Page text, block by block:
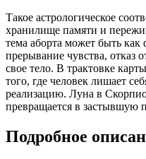
Такое астрологическое
хранилище памяти и
тема аборта может быть как
прерывание чувства, отказ
свое тело. В трактовке
того, где человек лишает
реализацию. Луна в
превращается в застывшую
Подробное